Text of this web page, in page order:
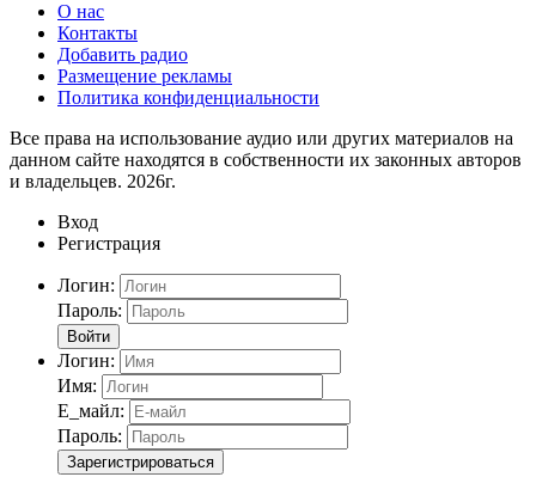
О нас
Контакты
Добавить радио
Размещение рекламы
Политика конфиденциальности
Все права на использование аудио или других материалов на
данном сайте находятся в собственности их законных авторов
и владельцев. 2026г.
Вход
Регистрация
Логин:
Пароль:
Войти
Логин:
Имя:
Е_майл:
Пароль:
Зарегистрироваться